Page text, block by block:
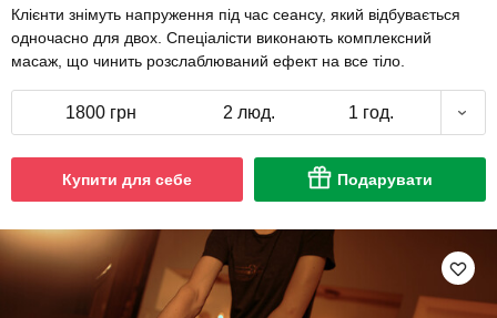
Клієнти знімуть напруження під час сеансу, який відбувається
одночасно для двох. Спеціалісти виконають комплексний
масаж, що чинить розслаблюваний ефект на все тіло.
1800 грн 2 люд. 1 год.
Купити для себе Подарувати